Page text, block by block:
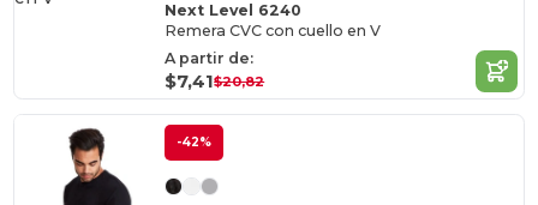
Next Level 6240
Remera CVC con cuello en V
A partir de:
$7,41$20,82
-42%